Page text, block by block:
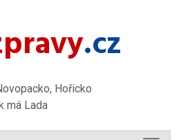
.cz
Hořicko
má Lada